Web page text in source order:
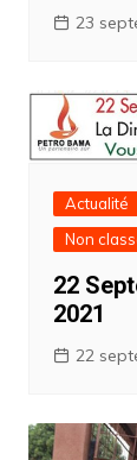
23
Actualité
Non
22
2021
22